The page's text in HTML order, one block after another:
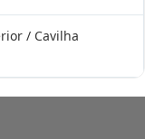
/ Cavilha